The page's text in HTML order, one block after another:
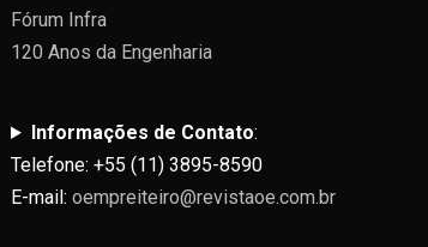
Fórum Infra
120 Anos da Engenharia
Informações de Contato:
Telefone: +55 (11) 3895-8590
E-mail: oempreiteiro@revistaoe.com.br